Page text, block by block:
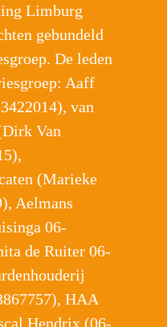
Limburg
gebundeld
De leden
Aaff
van
Van
(Marieke
Aelmans
06-
de Ruiter 06-
HAA
Hendrix (06-